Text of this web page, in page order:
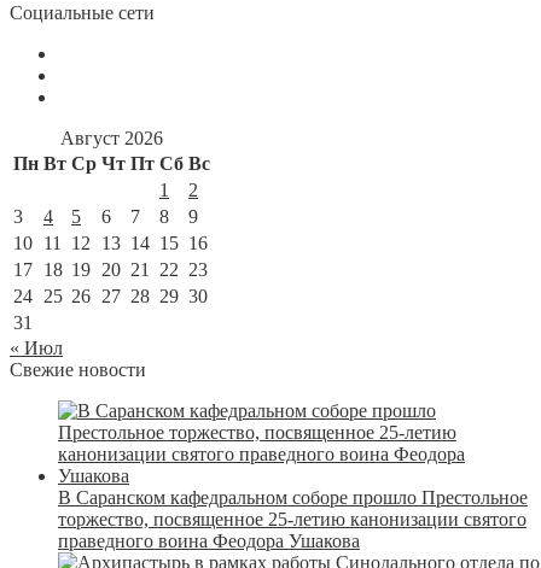
Социальные сети
Август 2026
Пн Вт Ср Чт Пт Сб Вс
1
2
3
4 5 6 7 8
9
10 11 12 13 14 15 16
17 18 19 20 21 22 23
24 25 26 27 28 29 30
31
« Июл
Свежие новости
В Саранском кафедральном соборе прошло Престольное
торжество, посвященное 25-летию канонизации святого
праведного воина Феодора Ушакова